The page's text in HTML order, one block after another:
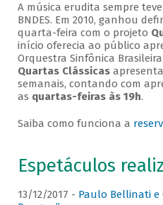
A música erudita sempre
BNDES. Em 2010, ganhou
quarta-feira com o projeto
início oferecia ao público
Orquestra Sinfônica
Quartas Clássicas
semanais, contando com
as quartas-feiras às 19h.
Saiba como funciona a
Espetáculos
13/12/2017 - Paulo Bellinati e